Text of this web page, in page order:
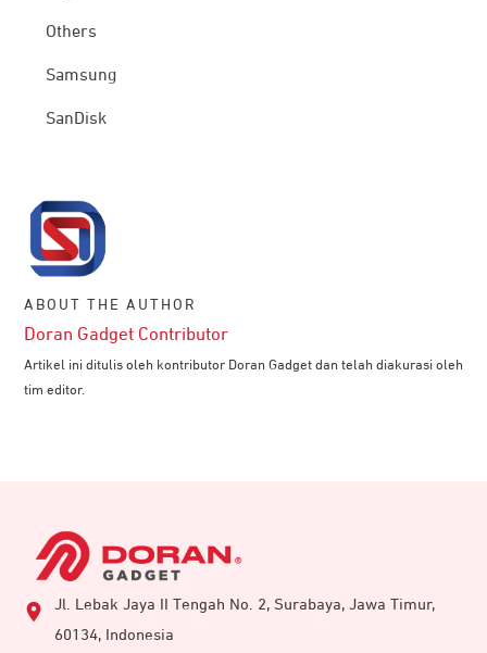
Others
Samsung
SanDisk
ABOUT THE AUTHOR
Doran Gadget Contributor
Artikel ini ditulis oleh kontributor Doran Gadget dan telah diakurasi oleh
tim editor.
Jl. Lebak Jaya II Tengah No. 2, Surabaya, Jawa Timur,
60134, Indonesia